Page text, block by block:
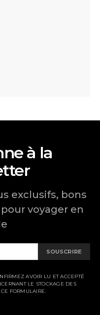
à la
exclusifs, bons
voyager en
SOUSCRIRE
AVOIR LU ET ACCEPTÉ
LE STOCKAGE DES
FORMULAIRE.